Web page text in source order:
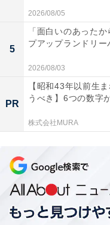
2026/08/05
5
「面白いのあった
プアップランドリー
2026/08/03
PR
【昭和43年以前生
うべき】6つの数字
株式会社MURA